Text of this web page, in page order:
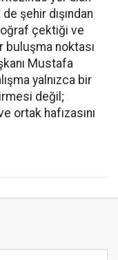
şehir dışından
çektiği ve
buluşma noktası
Mustafa
yalnızca bir
değil;
ortak hafızasını